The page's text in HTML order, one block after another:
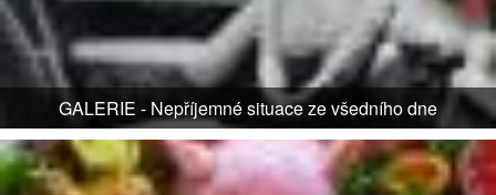
GALERIE - Nepříjemné situace ze všedního dne